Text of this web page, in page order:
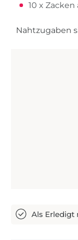
10 x
Nahtzugaben